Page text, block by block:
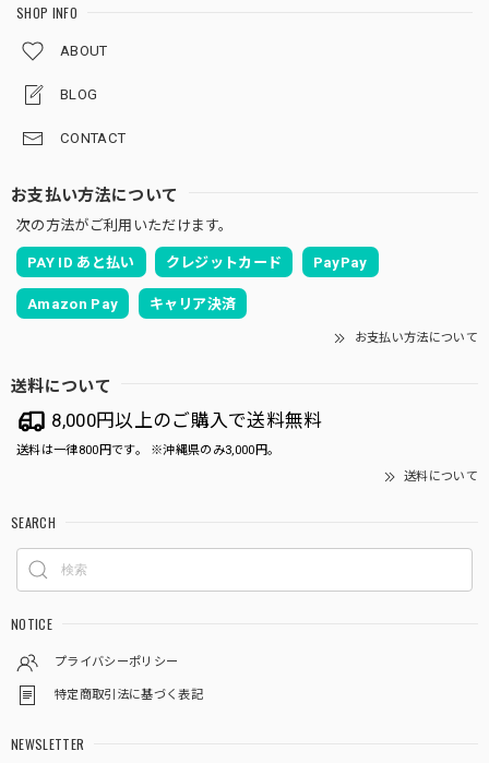
SHOP INFO
ABOUT
BLOG
CONTACT
お支払い方法について
次の方法がご利用いただけます。
PAY ID あと払い クレジットカード PayPay
Amazon Pay キャリア決済
お支払い方法について
送料について
8,000円以上のご購入で送料無料
送料は一律800円です。 ※沖縄県のみ3,000円。
送料について
SEARCH
NOTICE
プライバシーポリシー
特定商取引法に基づく表記
NEWSLETTER